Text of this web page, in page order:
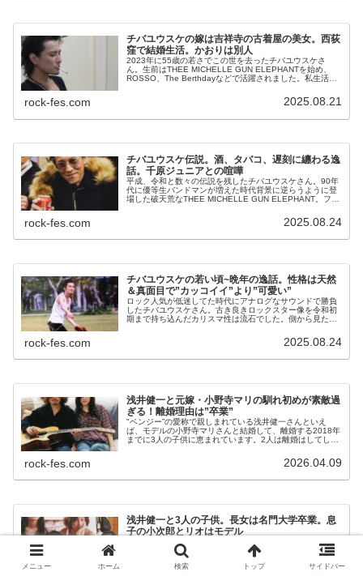
チバユウスケの嫁は吉祥寺の古着屋の美女。西荻
窪で結婚生活。かおりは別人
2023年に55歳の若さでこの世を去ったチバユウスケさ
ん。生前はTHEE MICHELLE GUN ELEPHANTを始め、
ROSSO、The Berthdayなどで活躍されました。私生活で
rock-fes.com 2025.08.21
チバユウスケ伝説。酒、タバコ、遅刻に纏わる逸
話。千原ジュニアとの喧嘩
平成、令和と数々の伝説を残したチバユウスケさん。90年
代に優等生バンドマンが増えた時代背景に逆らうように登
場した破天荒なTHEE MICHELLE GUN ELEPHANT。フロ
rock-fes.com 2025.08.24
チバユウスケの若い頃~晩年の逸話。性格は天然
＆真面目で”カッコイイ”より”可愛い”
ロック人気が低迷してた時代にアナログなサウンドで勝負
したチバユウスケさん。古き良きロックスター像を令和初
期まで持ち込んだカリスマ性は流石でした。側から見たら
rock-fes.com 2025.08.24
浅井健一と元嫁・小野寺マリの馴れ初めが素敵過
ぎる！離婚理由は”卒業”
"ベンジー”の愛称で親しまれている浅井健一さんといえ
ば、モデルの小野寺マリさんと結婚して、離婚する2018年
までに3人の子供に恵まれています。2人は離婚はしてしま
rock-fes.com 2026.04.09
浅井健一と3人の子供。長女は名門大学卒業。息
子の小次郎とリオはモデル
んとの間に3人の子供が誕生しています。昔から妻子に関
してはオープンにしてきたベンジーさん、大きくなった子
供たちはそれぞれ芸能の道に歩み始めました。今日はベン
メニュー ホーム 検索 トップ サイドバー